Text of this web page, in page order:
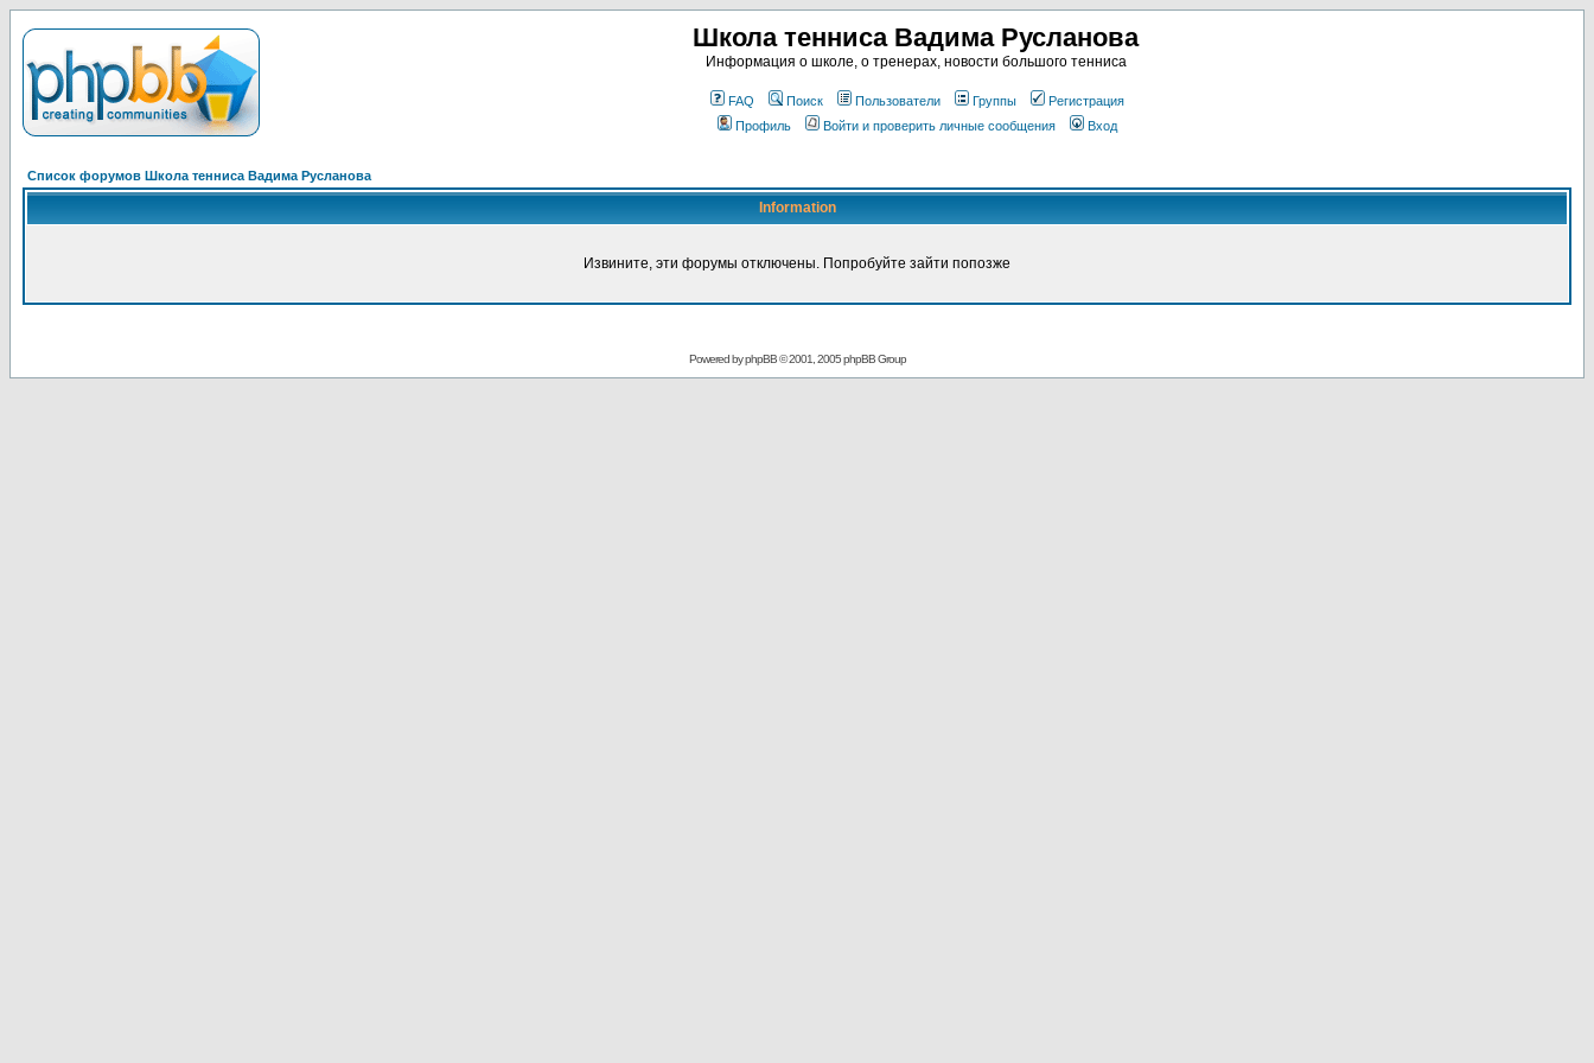
Школа тенниса Вадима Русланова
Информация о школе, о тренерах, новости большого тенниса
FAQ Поиск Пользователи Группы
Регистрация
Профиль
Войти и проверить личные сообщения Вход
Список форумов Школа тенниса Вадима Русланова
Information
Извините, эти форумы отключены. Попробуйте зайти попозже
Powered byphpBB© 2001, 2005 phpBB Group